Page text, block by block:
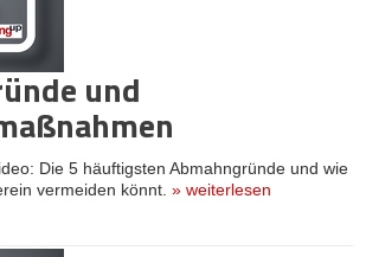
und
Die 5 häuftigsten Abmahngründe und wie
vermeiden könnt. » weiterlesen